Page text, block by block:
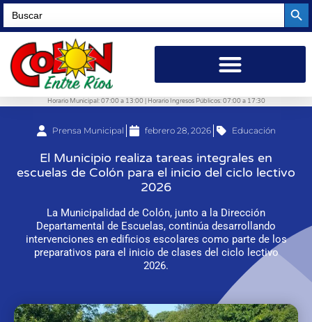
Search
for:
Horario Municipal: 07:00 a 13:00 | Horario Ingresos Públicos: 07:00 a 17:30
Prensa Municipal febrero 28, 2026 Educación
El Municipio realiza tareas integrales en
escuelas de Colón para el inicio del ciclo lectivo
2026
La Municipalidad de Colón, junto a la Dirección
Departamental de Escuelas, continúa desarrollando
intervenciones en edificios escolares como parte de los
preparativos para el inicio de clases del ciclo lectivo
2026.